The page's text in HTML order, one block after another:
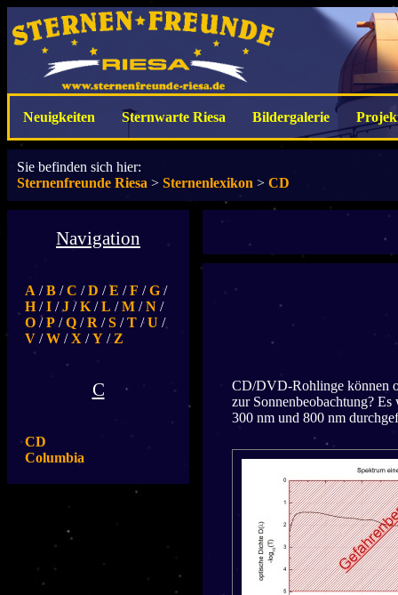
Neuigkeiten Sternwarte Riesa Bildergalerie
Sie befinden sich hier:
Sternenfreunde Riesa > Sternenlexikon > CD
Navigation
A /B /C /D /E /F /G /
H/I /J /K /L /M /N /
O /P /Q /R /S /T /U /
V /W /X /Y / Z
C
CD
Columbia
CD/DVD-Rohlinge können
zur Sonnenbeobachtung?
300 nm und 800 nm